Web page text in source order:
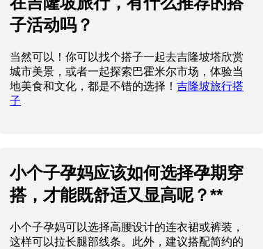
子活动吗？
当然可以！你可以找个搭子一起去吉隆坡塔欣赏
城市美景，或者一起探索巴霍米尔市场，体验当
地美食和文化，都是不错的选择！吉隆坡旅行搭
子
小个子孕妈应该如何选择孕期穿
搭，才能既舒适又显高呢？**
小个子孕妈可以选择高腰设计的连衣裙或裤装，
这样可以拉长腿部线条。此外，建议搭配简约的